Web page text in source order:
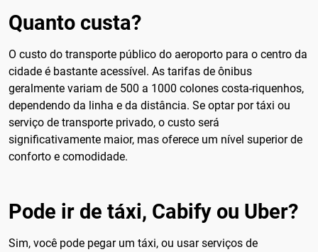
Quanto custa?
O custo do transporte público do aeroporto para o centro da
cidade é bastante acessível. As tarifas de ônibus
geralmente variam de 500 a 1000 colones costa-riquenhos,
dependendo da linha e da distância. Se optar por táxi ou
serviço de transporte privado, o custo será
significativamente maior, mas oferece um nível superior de
conforto e comodidade.
Pode ir de táxi, Cabify ou Uber?
Sim, você pode pegar um táxi, ou usar serviços de